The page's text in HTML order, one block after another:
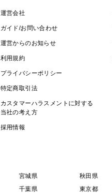
運営会社
ガイド/お問い合わせ
運営からのお知らせ
利用規約
プライバシーポリシー
特定商取引法
カスタマーハラスメントに対する
当社の考え方
採用情報
宮城県 秋田県
千葉県 東京都